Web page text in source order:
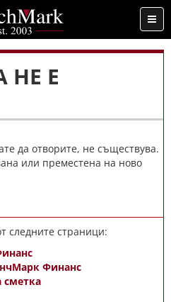
...
НЕ Е
да отворите, не съществува.
или преместена на ново
следните страници:
Финанс
сметка